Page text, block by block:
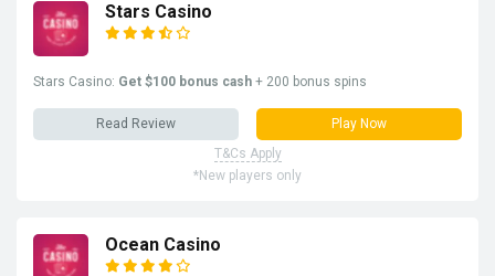
Stars Casino
Stars Casino: Get $100 bonus cash + 200 bonus spins
Read Review
Play Now
T&Cs Apply
*New players only
Ocean Casino